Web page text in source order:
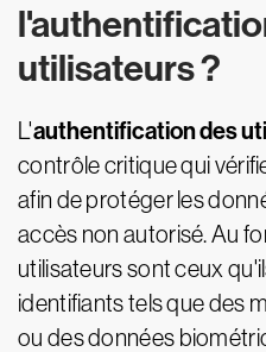
utilisateurs ?
L'authentification des
contrôle critique qui
afin de protéger les
accès non autorisé. Au
utilisateurs sont ceux
identifiants tels que des
ou des données